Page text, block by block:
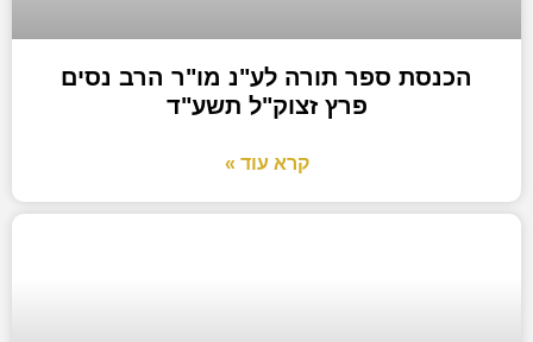
הכנסת ספר תורה לע"נ מו"ר הרב נסים
פרץ זצוק"ל תשע"ד
קרא עוד »